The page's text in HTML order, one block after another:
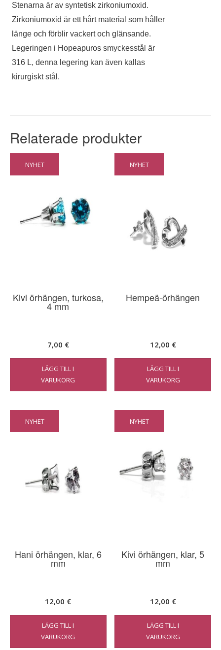
Stenarna är av syntetisk zirkoniumoxid.
Zirkoniumoxid är ett hårt material som håller
länge och förblir vackert och glänsande.
Legeringen i Hopeapuros smyckesstål är
316 L, denna legering kan även kallas
kirurgiskt stål.
Relaterade produkter
NYHET
Kivi örhängen, turkosa,
4 mm
7,00 €
LÄGG TILL I
VARUKORG
NYHET
Hempeä-örhängen
12,00 €
LÄGG TILL I
VARUKORG
NYHET
Hani örhängen, klar, 6
mm
12,00 €
LÄGG TILL I
VARUKORG
NYHET
Kivi örhängen, klar, 5
mm
12,00 €
LÄGG TILL I
VARUKORG